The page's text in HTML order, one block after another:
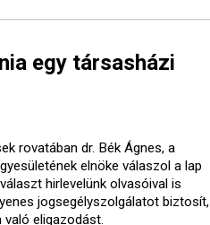
egy társasházi
rovatában dr. Bék Ágnes, a
elnöke válaszol a lap
hirlevelünk olvasóival is
jogsegélyszolgálatot biztosít,
való eligazodást.